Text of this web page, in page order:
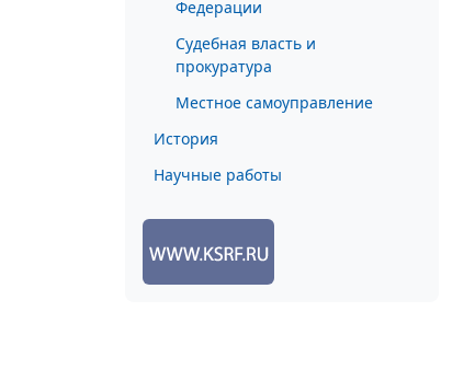
Федерации
Судебная власть и
прокуратура
Местное самоуправление
История
Научные работы